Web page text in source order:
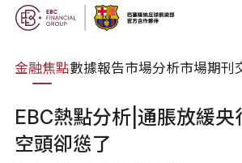
金融焦點數據報告市場分析市場期刊
EBC熱點分析|通脹放緩央
空頭卻慫了